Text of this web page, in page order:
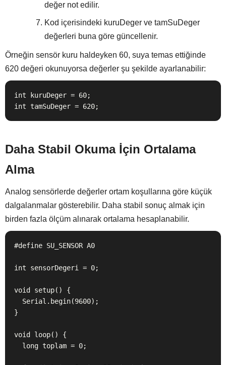
değer not edilir.
Kod içerisindeki kuruDeger ve tamSuDeger
değerleri buna göre güncellenir.
Örneğin sensör kuru haldeyken 60, suya temas ettiğinde
620 değeri okunuyorsa değerler şu şekilde ayarlanabilir:
int kuruDeger = 60;
int tamSuDeger = 620;
Daha Stabil Okuma İçin Ortalama
Alma
Analog sensörlerde değerler ortam koşullarına göre küçük
dalgalanmalar gösterebilir. Daha stabil sonuç almak için
birden fazla ölçüm alınarak ortalama hesaplanabilir.
#define SU_SENSOR A0
int sensorDegeri = 0;
void setup() {
}
void loop() {